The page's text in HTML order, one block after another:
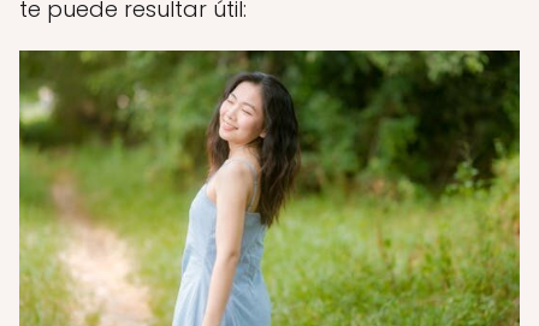
te puede resultar útil: